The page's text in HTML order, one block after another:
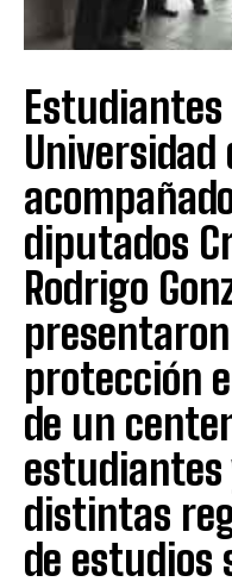
Estudiantes
Universidad
diputados
Rodrigo
protección
de un
estudiantes
distintas
de estudios